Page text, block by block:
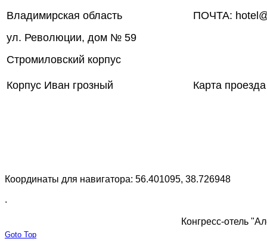
Владимирская область
ул. Революции, дом № 59
Стромиловский корпус
Корпус Иван грозный
ПОЧТА:
Карта
Координаты для навигатора: 56.401095, 38.726948
.
Конгресс-отель
Goto Top